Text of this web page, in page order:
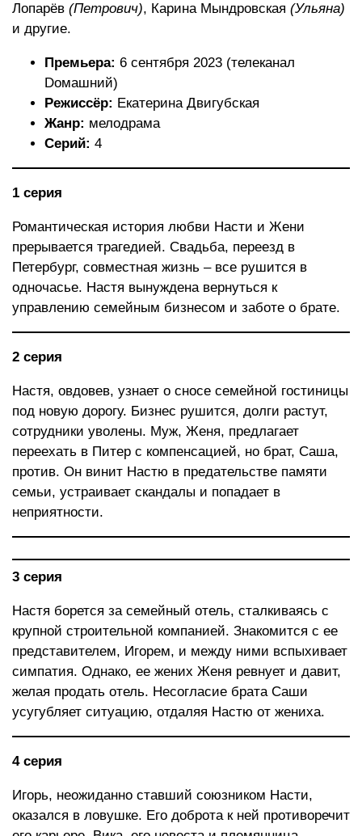
Лопарёв (Петрович), Карина Мындровская (Ульяна)
и другие.
Премьера: 6 сентября 2023 (телеканал
Dомашний)
Режиссёр: Екатерина Двигубская
Жанр: мелодрама
Серий: 4
1 серия
Романтическая история любви Насти и Жени
прерывается трагедией. Свадьба, переезд в
Петербург, совместная жизнь – все рушится в
одночасье. Настя вынуждена вернуться к
управлению семейным бизнесом и заботе о брате.
2 серия
Настя, овдовев, узнает о сносе семейной гостиницы
под новую дорогу. Бизнес рушится, долги растут,
сотрудники уволены. Муж, Женя, предлагает
переехать в Питер с компенсацией, но брат, Саша,
против. Он винит Настю в предательстве памяти
семьи, устраивает скандалы и попадает в
неприятности.
3 серия
Настя борется за семейный отель, сталкиваясь с
крупной строительной компанией. Знакомится с ее
представителем, Игорем, и между ними вспыхивает
симпатия. Однако, ее жених Женя ревнует и давит,
желая продать отель. Несогласие брата Саши
усугубляет ситуацию, отдаляя Настю от жениха.
4 серия
Игорь, неожиданно ставший союзником Насти,
оказался в ловушке. Его доброта к ней противоречит